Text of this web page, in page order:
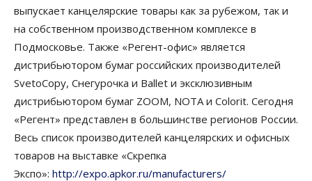
выпускает канцелярские товары как за рубежом, так и
на собственном производственном комплексе в
Подмосковье. Также «Регент-офис» является
дистрибьютором бумаг российских производителей
SvetoCopy, Снегурочка и Ballet и эксклюзивным
дистрибьютором бумаг ZOOM, NOTA и Colorit. Сегодня
«Регент» представлен в большинстве регионов России.
Весь список производителей канцелярских и офисных
товаров на выставке «Скрепка
Экспо»: http://expo.apkor.ru/manufacturers/